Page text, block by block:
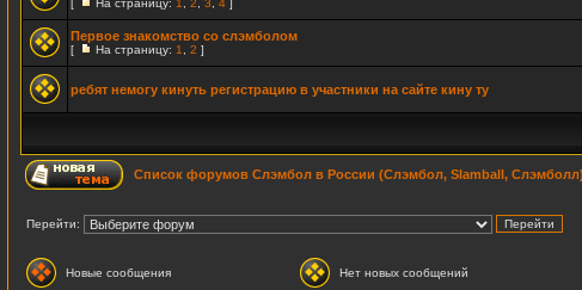
[ На страницу: 1 2 3 4 ]
Первое знакомство со слэмболом
[ На страницу: 1 2 ]
ребят немогу кинуть регистрацию в участники на сайте кину ту
Список форумов Слэмбол в России (Слэмбол, Slamball, Слэмболл)
Перейти:
Новые сообщения Нет новых сообщений